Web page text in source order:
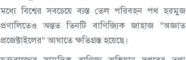
মধ্যে বিশ্বের সবচেয়ে ব্যস্ত তেল পরিবহন পথ হরমুজ
প্রণালিতেও অন্তত তিনটি বাণিজ্যিক জাহাজ “অজ্ঞাত
প্রজেক্টাইলের” আঘাতে ক্ষতিগ্রস্ত হয়েছে।